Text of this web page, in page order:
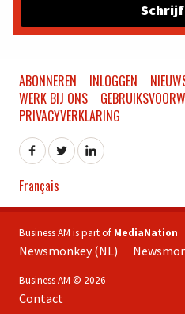
ABONNEREN INLOGGEN
WERK BIJ ONS
PRIVACYVERKLARING
Français
Business AM is part of MediaNation
Newsmonkey (NL)
Business AM © 2026
Contact